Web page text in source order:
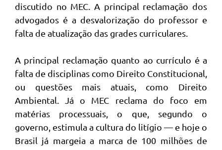
discutido no MEC. A principal reclamação dos
advogados é a desvalorização do professor e
falta de atualização das grades curriculares.
A principal reclamação quanto ao currículo é a
falta de disciplinas como Direito Constitucional,
ou questões mais atuais, como Direito
Ambiental. Já o MEC reclama do foco em
matérias processuais, o que, segundo o
governo, estimula a cultura do litígio — e hoje o
Brasil já margeia a marca de 100 milhões de